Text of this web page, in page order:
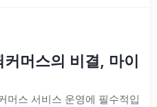
머스의 비결, 마이
머스 서비스 운영에 필수적입